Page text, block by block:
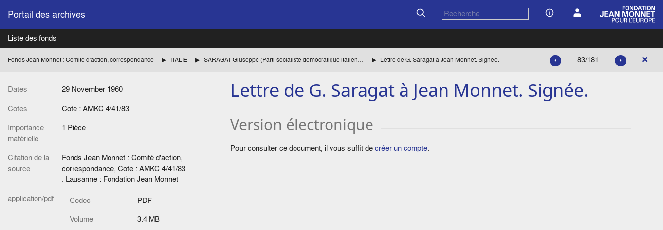
Portail des archives
Liste des fonds
Fonds Jean Monnet : Comité d'action, correspondance ITALIE SARAGAT Giuseppe (Parti socialiste démocratique italien, PSDI) Liste des èces Lettre de G. Saragat à Jean Monnet. Signée. 83/181
Dates
29 November 1960
Cotes
Cote : AMKC 4/41/83
Importance
matérielle
1 Pièce
Citation de la
source
Fonds Jean Monnet : Comité d'action,
correspondance, Cote : AMKC 4/41/83
. Lausanne : Fondation Jean Monnet
application/pdf
Codec
PDF
Volume
3.4 MB
Lettre de G. Saragat à Jean Monnet. Signée.
Version électronique
Pour consulter ce document, il vous suffit decréer un compte.